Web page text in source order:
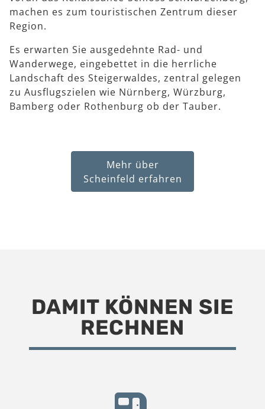
machen es zum touristischen Zentrum dieser
Region.
Es erwarten Sie ausgedehnte Rad- und
Wanderwege, eingebettet in die herrliche
Landschaft des Steigerwaldes, zentral gelegen
zu Ausflugszielen wie Nürnberg, Würzburg,
Bamberg oder Rothenburg ob der Tauber.
Mehr über
Scheinfeld erfahren
DAMIT KÖNNEN SIE
RECHNEN